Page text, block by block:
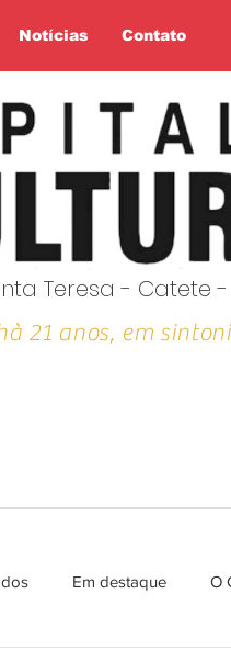
Notícias Contato
Teresa - Catete
21 anos, em
Em destaque O